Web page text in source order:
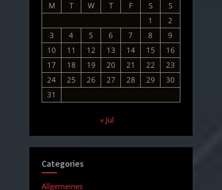
M
T W T F S
S
1
2
3
4 5 6 7 8
9
10
11 12 13 14 15
16
17
18 19 20 21 22
23
24
25 26 27 28 29
30
31
« Jul
Categories
Allgemeines